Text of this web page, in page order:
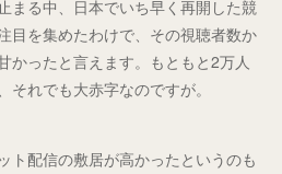
まる中、日本でいち早く再開した競
目を集めたわけで、その視聴者数か
かったと言えます。もともと2万人
それでも大赤字なのですが。
ト配信の敷居が高かったというのも